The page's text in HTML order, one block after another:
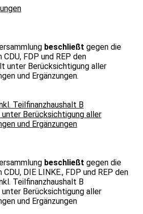
beschließt gegen die
FDP und REP den
unter Berücksichtigung aller
und Ergänzungen.
Teilfinanzhaushalt B
Berücksichtigung aller
und Ergänzungen
beschließt gegen die
DIE LINKE., FDP und REP den
Teilfinanzhaushalt B
Berücksichtigung aller
und Ergänzungen